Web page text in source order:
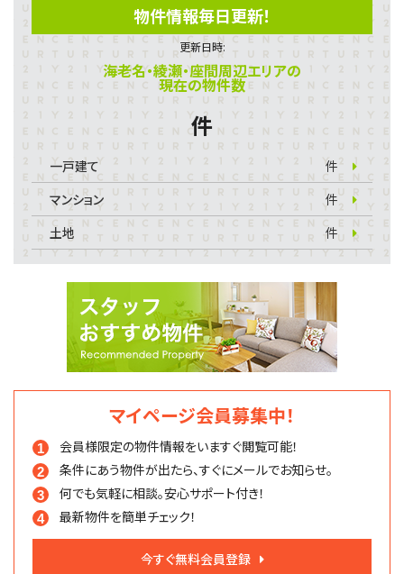
物件情報毎日更新！
更新日時:
海老名・綾瀬・座間周辺エリアの
現在の物件数
件
一戸建て
件
マンション
件
土地
件
マイページ会員募集中！
会員様限定の物件情報をいますぐ閲覧可能！
条件にあう物件が出たら、すぐにメールでお知らせ。
何でも気軽に相談。安心サポート付き！
最新物件を簡単チェック！
今すぐ無料会員登録